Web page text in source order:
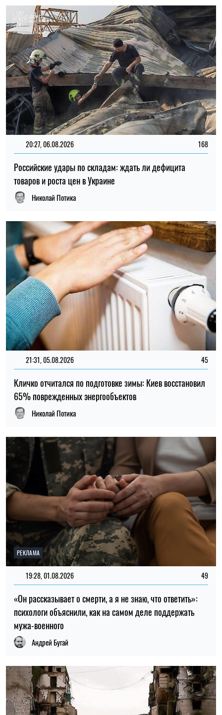
20:27, 06.08.2026 168
Российские удары по складам: ждать ли дефицита
товаров и роста цен в Украине
Николай Потика
21:31, 05.08.2026 45
Кличко отчитался по подготовке зимы: Киев восстановил
65% поврежденных энергообъектов
Николай Потика
РЕКЛАМА
19:28, 01.08.2026 49
«Он рассказывает о смерти, а я не знаю, что ответить»:
психологи объяснили, как на самом деле поддержать
мужа-военного
Андрей Бугай